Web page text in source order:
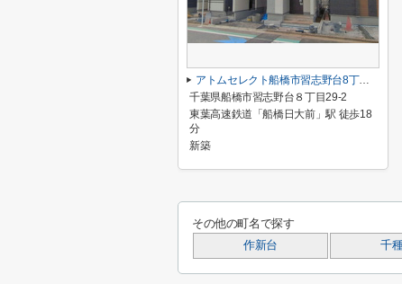
アトムセレクト船橋市習志野台8丁目1905番B号棟
千葉県船橋市習志野台８丁目29-2
東葉高速鉄道「船橋日大前」駅 徒歩18
分
新築
その他の町名で探す
作新台 千種